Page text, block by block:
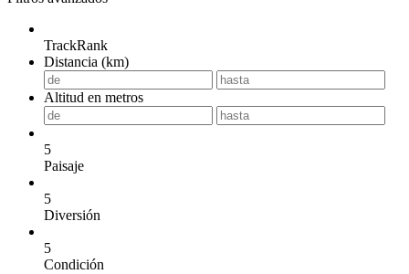
TrackRank
Distancia (km)
Altitud en metros
5
Paisaje
5
Diversión
5
Condición